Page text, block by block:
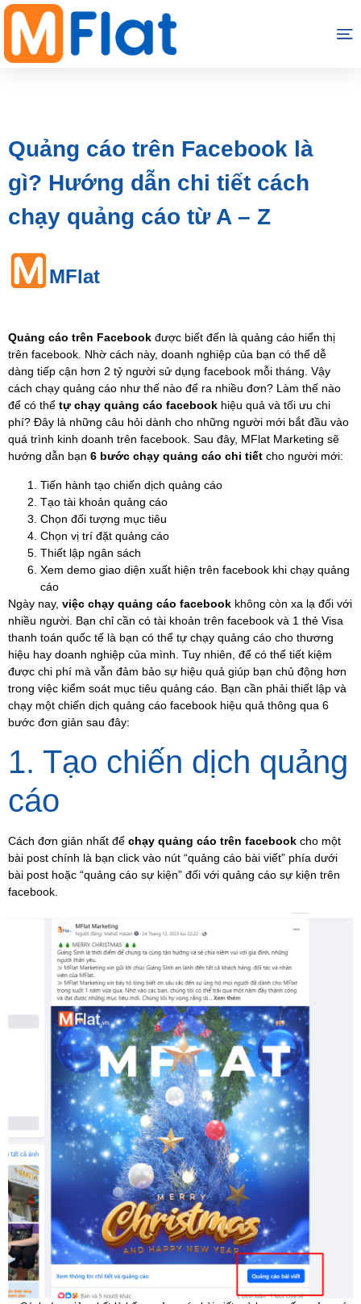
Quảng cáo trên Facebook là
gì? Hướng dẫn chi tiết cách
chạy quảng cáo từ A – Z
MFlat
Quảng cáo trên Facebook được biết đến là quảng cáo hiển thị
trên facebook. Nhờ cách này, doanh nghiệp của bạn có thể dễ
dàng tiếp cận hơn 2 tỷ người sử dụng facebook mỗi tháng. Vậy
cách chạy quảng cáo như thế nào để ra nhiều đơn? Làm thế nào
để có thể tự chạy quảng cáo facebook hiệu quả và tối ưu chi
phí? Đây là những câu hỏi dành cho những người mới bắt đầu vào
quá trình kinh doanh trên facebook. Sau đây, MFlat Marketing sẽ
hướng dẫn bạn 6 bước chạy quảng cáo chi tiết cho người mới:
Tiến hành tạo chiến dịch quảng cáo
Tạo tài khoản quảng cáo
Chọn đối tượng mục tiêu
Chọn vị trí đặt quảng cáo
Thiết lập ngân sách
Xem demo giao diện xuất hiện trên facebook khi chạy quảng
cáo
Ngày nay, việc chạy quảng cáo facebook không còn xa lạ đối với
nhiều người. Bạn chỉ cần có tài khoản trên facebook và 1 thẻ Visa
thanh toán quốc tế là bạn có thể tự chạy quảng cáo cho thương
hiệu hay doanh nghiệp của mình. Tuy nhiên, để có thể tiết kiệm
được chi phí mà vẫn đảm bảo sự hiệu quả giúp bạn chủ động hơn
trong việc kiểm soát mục tiêu quảng cáo. Bạn cần phải thiết lập và
chạy một chiến dịch quảng cáo facebook hiệu quả thông qua 6
bước đơn giản sau đây:
1. Tạo chiến dịch quảng
cáo
Cách đơn giản nhất để chạy quảng cáo trên facebook cho một
bài post chính là bạn click vào nút “quảng cáo bài viết” phía dưới
bài post hoặc “quảng cáo sự kiện” đối với quảng cáo sự kiện trên
facebook.